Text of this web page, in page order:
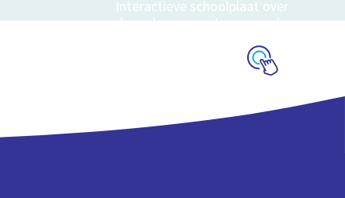
Interactieve schoolplaat over
de cyclus van water op aarde